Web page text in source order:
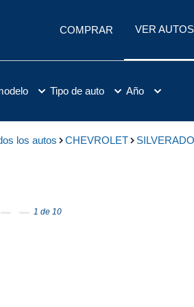
COMPRAR VER AUTOS
Tipo de auto Año
los autos CHEVROLET SILVERADO
1 de 10